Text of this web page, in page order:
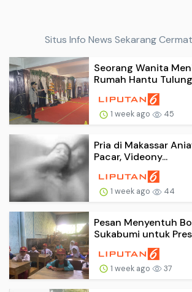
Situs Info News Sekarang
Seorang Wanita
Rumah Hantu
1 week ago 45
Pria di Makassar
Pacar, Videony...
1 week ago 44
Pesan Menyentuh
Sukabumi untuk
1 week ago 37